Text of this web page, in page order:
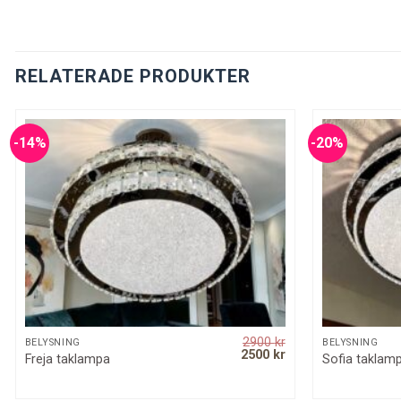
RELATERADE PRODUKTER
-14%
BELYSNING
Freja taklampa
2900kr
Original
2500 krCurrent
-20%
BELYSNING
Sofia